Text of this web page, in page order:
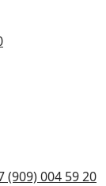
(909) 004 59 20